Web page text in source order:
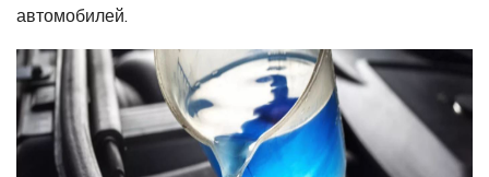
автомобилей.